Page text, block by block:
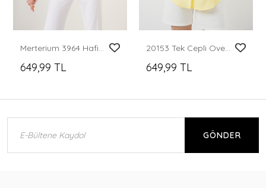
Merterium 3964 Hafif Dökümlü Saten Gömlek - Mor
649,99 TL
20153 Tek Cepli Oversize Keten Gömlek - Açık Sarı
649,99 TL
GÖNDER